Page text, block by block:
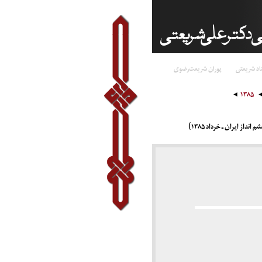
شریعتی پوران شریعت‌رضوی
۱۳۸۵
ایران ـ خرداد ۱۳۸۵)